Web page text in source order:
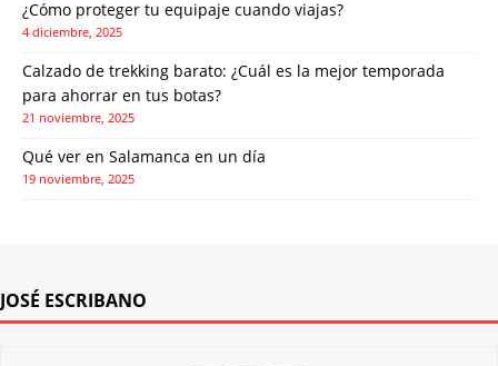
¿Cómo proteger tu equipaje cuando viajas?
4 diciembre, 2025
Calzado de trekking barato: ¿Cuál es la mejor temporada
para ahorrar en tus botas?
21 noviembre, 2025
Qué ver en Salamanca en un día
19 noviembre, 2025
JOSÉ ESCRIBANO